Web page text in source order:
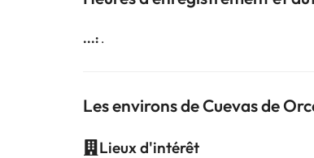
...: .
Les environs de Cuevas de
Lieux d'intérêt